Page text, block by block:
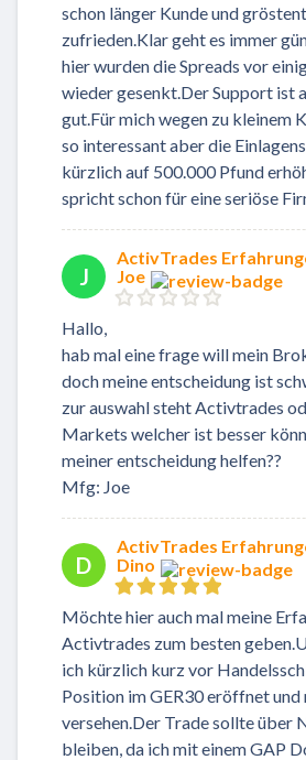
schon länger Kunde und
zufrieden.Klar geht es immer
hier wurden die Spreads vor
wieder gesenkt.Der Support ist
gut.Für mich wegen zu kleinem
so interessant aber die
kürzlich auf 500.000 Pfund
spricht schon für eine seriöse
J
ActivTrades
Joe
Hallo,
hab mal eine frage will mein
doch meine entscheidung ist
zur auswahl steht Activtrades
Markets welcher ist besser
meiner entscheidung helfen??
Mfg: Joe
D
ActivTrades
Dino
Möchte hier auch mal meine
Activtrades zum besten
ich kürzlich kurz vor
Position im GER30 eröffnet und
versehen.Der Trade sollte über
bleiben, da ich mit einem GAP